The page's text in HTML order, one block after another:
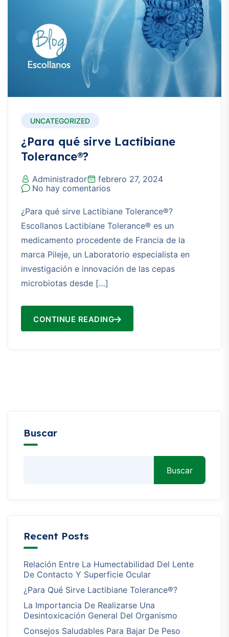
UNCATEGORIZED
¿Para qué sirve Lactibiane
Tolerance®?
Administrador
febrero 27, 2024
No hay comentarios
¿Para qué sirve Lactibiane Tolerance®?
Escollanos Lactibiane Tolerance® es un
medicamento procedente de Francia de la
marca Pileje, un Laboratorio especialista en
investigación e innovación de las cepas
microbiotas desde […]
CONTINUE READING
Buscar
Buscar
Recent Posts
Relación Entre La Humectabilidad Del Lente
De Contacto Y Superficie Ocular
¿Para Qué Sirve Lactibiane Tolerance®?
La Importancia De Realizarse Una
Desintoxicación General Del Organismo
Consejos Saludables Para Bajar De Peso